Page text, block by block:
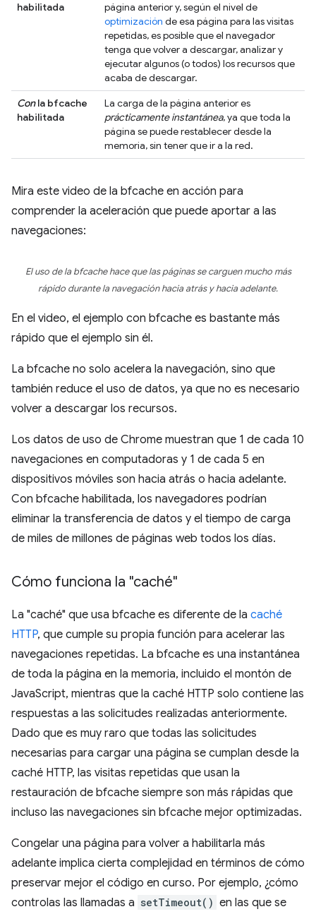
habilitada
página anterior y, según el nivel de
optimización de esa página para las visitas
repetidas, es posible que el navegador
tenga que volver a descargar, analizar y
ejecutar algunos (o todos) los recursos que
acaba de descargar.
Conla bfcache
habilitada
La carga de la página anterior es
prácticamente instantánea, ya que toda la
página se puede restablecer desde la
memoria, sin tener que ir a la red.
Mira este video de la bfcache en acción para
comprender la aceleración que puede aportar a las
navegaciones:
El uso de la bfcache hace que las páginas se carguen mucho más
rápido durante la navegación hacia atrás y hacia adelante.
En el video, el ejemplo con bfcache es bastante más
rápido que el ejemplo sin él.
La bfcache no solo acelera la navegación, sino que
también reduce el uso de datos, ya que no es necesario
volver a descargar los recursos.
Los datos de uso de Chrome muestran que 1 de cada 10
navegaciones en computadoras y 1 de cada 5 en
dispositivos móviles son hacia atrás o hacia adelante.
Con bfcache habilitada, los navegadores podrían
eliminar la transferencia de datos y el tiempo de carga
de miles de millones de páginas web todos los días.
Cómo funciona la "caché"
La "caché" que usa bfcache es diferente de la caché
HTTP, que cumple su propia función para acelerar las
navegaciones repetidas. La bfcache es una instantánea
de toda la página en la memoria, incluido el montón de
JavaScript, mientras que la caché HTTP solo contiene las
respuestas a las solicitudes realizadas anteriormente.
Dado que es muy raro que todas las solicitudes
necesarias para cargar una página se cumplan desde la
caché HTTP, las visitas repetidas que usan la
restauración de bfcache siempre son más rápidas que
incluso las navegaciones sin bfcache mejor optimizadas.
Congelar una página para volver a habilitarla más
adelante implica cierta complejidad en términos de cómo
preservar mejor el código en curso. Por ejemplo, ¿cómo
controlas las llamadas a setTimeout() en las que se